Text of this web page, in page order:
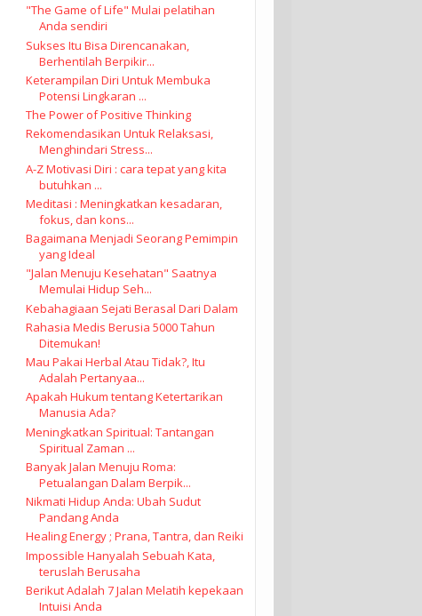
"The Game of Life" Mulai pelatihan
Anda sendiri
Sukses Itu Bisa Direncanakan,
Berhentilah Berpikir...
Keterampilan Diri Untuk Membuka
Potensi Lingkaran ...
The Power of Positive Thinking
Rekomendasikan Untuk Relaksasi,
Menghindari Stress...
A-Z Motivasi Diri : cara tepat yang kita
butuhkan ...
Meditasi : Meningkatkan kesadaran,
fokus, dan kons...
Bagaimana Menjadi Seorang Pemimpin
yang Ideal
"Jalan Menuju Kesehatan" Saatnya
Memulai Hidup Seh...
Kebahagiaan Sejati Berasal Dari Dalam
Rahasia Medis Berusia 5000 Tahun
Ditemukan!
Mau Pakai Herbal Atau Tidak?, Itu
Adalah Pertanyaa...
Apakah Hukum tentang Ketertarikan
Manusia Ada?
Meningkatkan Spiritual: Tantangan
Spiritual Zaman ...
Banyak Jalan Menuju Roma:
Petualangan Dalam Berpik...
Nikmati Hidup Anda: Ubah Sudut
Pandang Anda
Healing Energy ; Prana, Tantra, dan Reiki
Impossible Hanyalah Sebuah Kata,
teruslah Berusaha
Berikut Adalah 7 Jalan Melatih kepekaan
Intuisi Anda